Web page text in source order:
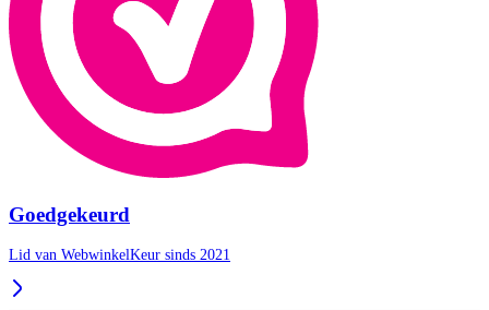
Goedgekeurd
Lid van WebwinkelKeur sinds 2021